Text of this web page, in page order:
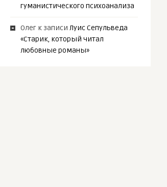
гуманистического психоанализа
Олег к записи Луис Сепульведа
«Старик, который читал
любовные романы»